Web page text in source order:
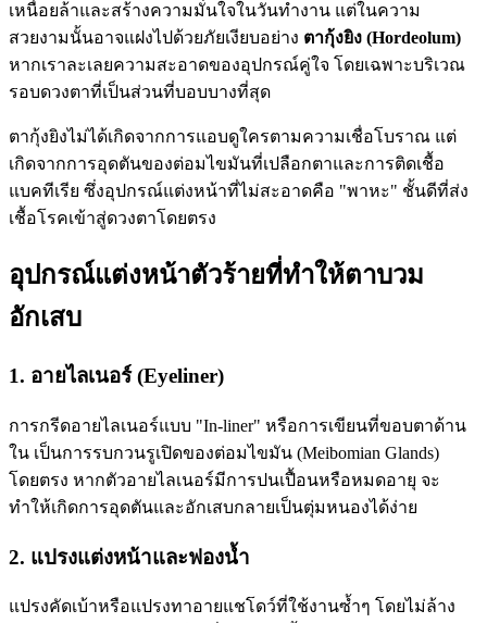
เหนื่อยล้าและสร้างความมั่นใจในวันทำงาน แต่ในความ
สวยงามนั้นอาจแฝงไปด้วยภัยเงียบอย่าง ตากุ้งยิง (Hordeolum)
หากเราละเลยความสะอาดของอุปกรณ์คู่ใจ โดยเฉพาะบริเวณ
รอบดวงตาที่เป็นส่วนที่บอบบางที่สุด
ตากุ้งยิงไม่ได้เกิดจากการแอบดูใครตามความเชื่อโบราณ แต่
เกิดจากการอุดตันของต่อมไขมันที่เปลือกตาและการติดเชื้อ
แบคทีเรีย ซึ่งอุปกรณ์แต่งหน้าที่ไม่สะอาดคือ "พาหะ" ชั้นดีที่ส่ง
เชื้อโรคเข้าสู่ดวงตาโดยตรง
อุปกรณ์แต่งหน้าตัวร้ายที่ทำให้ตาบวม
อักเสบ
1. อายไลเนอร์ (Eyeliner)
การกรีดอายไลเนอร์แบบ "In-liner" หรือการเขียนที่ขอบตาด้าน
ใน เป็นการรบกวนรูเปิดของต่อมไขมัน (Meibomian Glands)
โดยตรง หากตัวอายไลเนอร์มีการปนเปื้อนหรือหมดอายุ จะ
ทำให้เกิดการอุดตันและอักเสบกลายเป็นตุ่มหนองได้ง่าย
2. แปรงแต่งหน้าและฟองน้ำ
แปรงคัดเบ้าหรือแปรงทาอายแชโดว์ที่ใช้งานซ้ำๆ โดยไม่ล้าง